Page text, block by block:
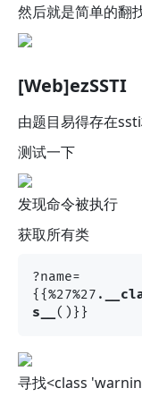
然后就是简单的翻
[Web]ezSSTI
由题目易得存在
测试一下
发现命令被执行
获取所有类
?name=
{{%27%27.
s__
寻找<class